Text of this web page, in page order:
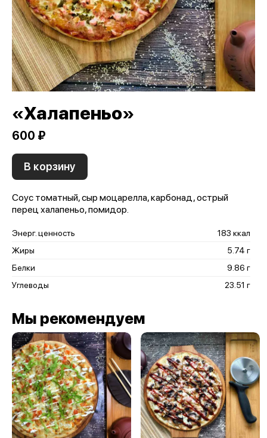
«Халапеньо»
600 ₽
В корзину
Соус томатный, сыр моцарелла, карбонад, острый
перец халапеньо, помидор.
Энерг. ценность
183 ккал
Жиры
5.74 г
Белки
9.86 г
Углеводы
23.51 г
Мы рекомендуем